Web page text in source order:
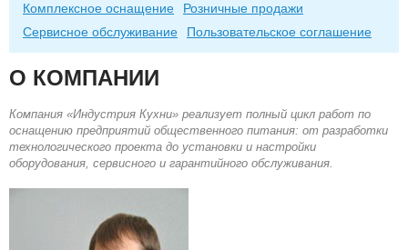
Комплексное оснащение
Розничные продажи
Сервисное обслуживание
Пользовательское соглашение
О КОМПАНИИ
Компания «Индустрия Кухни» реализует полный цикл работ по
оснащению предприятий общественного питания: от разработки
технологического проекта до установки и настройки
оборудования, сервисного и гарантийного обслуживания.